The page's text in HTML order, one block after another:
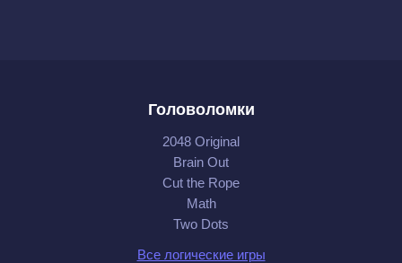
Головоломки
2048 Original
Brain Out
Cut the Rope
Math
Two Dots
Все логические игры